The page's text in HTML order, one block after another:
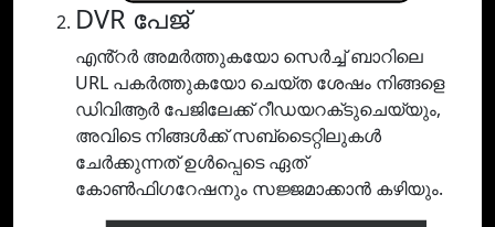
DVR പേജ്
എൻ്റർ അമർത്തുകയോ സെർച്ച് ബാറിലെ
URL പകർത്തുകയോ ചെയ്‌ത ശേഷം നിങ്ങളെ
ഡിവിആർ പേജിലേക്ക് റീഡയറക്‌ടുചെയ്യും,
അവിടെ നിങ്ങൾക്ക് സബ്‌ടൈറ്റിലുകൾ
ചേർക്കുന്നത് ഉൾപ്പെടെ ഏത്
കോൺഫിഗറേഷനും സജ്ജമാക്കാൻ കഴിയും.